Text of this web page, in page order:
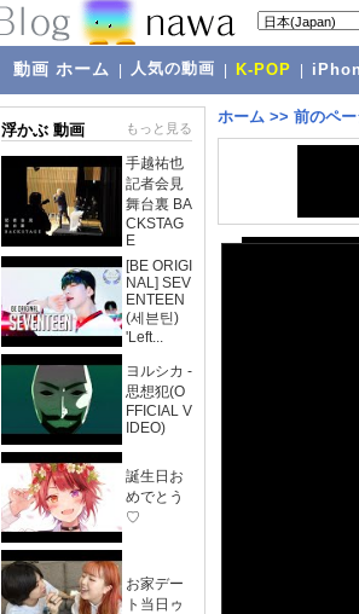
動画 ホーム 人気の動画 K-POP
浮かぶ 動画 もっと見る
手越祐也
記者会見
舞台裏 BA
CKSTAG
E
[BE ORIGI
NAL] SEV
ENTEEN
(세븐틴)
'Left...
ヨルシカ -
思想犯(O
FFICIAL V
IDEO)
誕生日お
めでとう
♡
お家デー
ト当日ゥ
ホーム >> 前のペ